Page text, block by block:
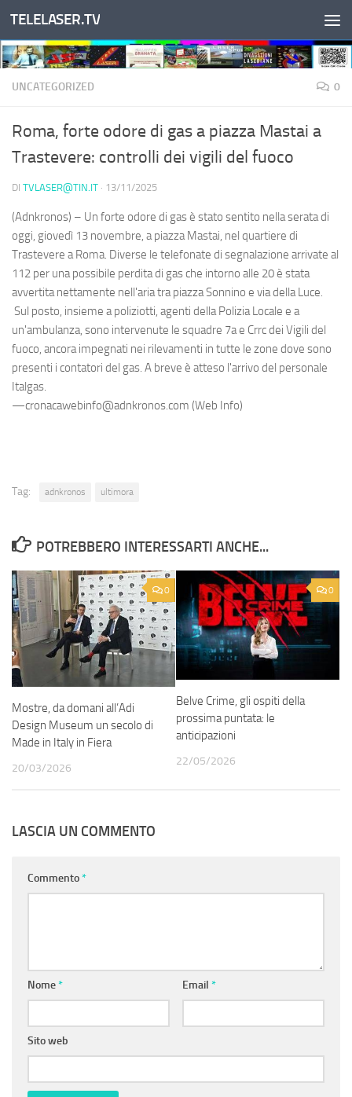
Salta al contenuto
TELELASER.TV
UNCATEGORIZED 0
Roma, forte odore di gas a piazza Mastai a
Trastevere: controlli dei vigili del fuoco
DI TVLASER@TIN.IT · 13/11/2025
(Adnkronos) – Un forte odore di gas è stato sentito nella serata di
oggi, giovedì 13 novembre, a piazza Mastai, nel quartiere di
Trastevere a Roma. Diverse le telefonate di segnalazione arrivate al
112 per una possibile perdita di gas che intorno alle 20 è stata
avvertita nettamente nell'aria tra piazza Sonnino e via della Luce.
Sul posto, insieme a poliziotti, agenti della Polizia Locale e a
un'ambulanza, sono intervenute le squadre 7a e Crrc dei Vigili del
fuoco, ancora impegnati nei rilevamenti in tutte le zone dove sono
presenti i contatori del gas. A breve è atteso l'arrivo del personale
Italgas.
—cronacawebinfo@adnkronos.com (Web Info)
Tag: adnkronos ultimora
POTREBBERO INTERESSARTI ANCHE...
0
Mostre, da domani all’Adi
Design Museum un secolo di
Made in Italy in Fiera
20/03/2026
0
Belve Crime, gli ospiti della
prossima puntata: le
anticipazioni
22/05/2026
LASCIA UN COMMENTO
Commento*
Nome* Email *
Sito web